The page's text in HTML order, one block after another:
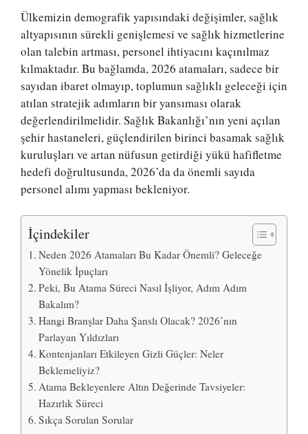
Ülkemizin demografik yapısındaki değişimler, sağlık
altyapısının sürekli genişlemesi ve sağlık hizmetlerine
olan talebin artması, personel ihtiyacını kaçınılmaz
kılmaktadır. Bu bağlamda, 2026 atamaları, sadece bir
sayıdan ibaret olmayıp, toplumun sağlıklı geleceği için
atılan stratejik adımların bir yansıması olarak
değerlendirilmelidir. Sağlık Bakanlığı’nın yeni açılan
şehir hastaneleri, güçlendirilen birinci basamak sağlık
kuruluşları ve artan nüfusun getirdiği yükü hafifletme
hedefi doğrultusunda, 2026’da da önemli sayıda
personel alımı yapması bekleniyor.
İçindekiler
Neden 2026 Atamaları Bu Kadar Önemli? Geleceğe
Yönelik İpuçları
Peki, Bu Atama Süreci Nasıl İşliyor, Adım Adım
Bakalım?
Hangi Branşlar Daha Şanslı Olacak? 2026’nın
Parlayan Yıldızları
Kontenjanları Etkileyen Gizli Güçler: Neler
Beklemeliyiz?
Atama Bekleyenlere Altın Değerinde Tavsiyeler:
Hazırlık Süreci
Sıkça Sorulan Sorular